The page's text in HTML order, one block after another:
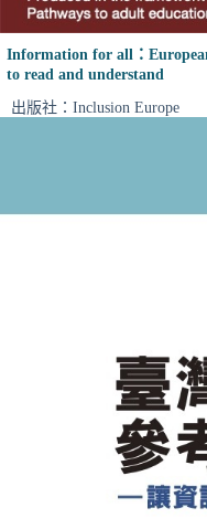
Information for all：
to read and understand
出版社：Inclusion Europe